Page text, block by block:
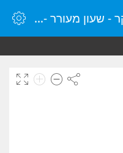
קבע השכמה 05:29 בבוקר - שעון מעורר - שעון מעורר מקוון - שעון מעורר במחשב